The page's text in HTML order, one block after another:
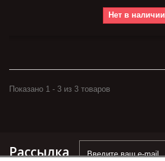
Нет в наличии
Показано 1 - 3 из 3 товаров
Рассылка